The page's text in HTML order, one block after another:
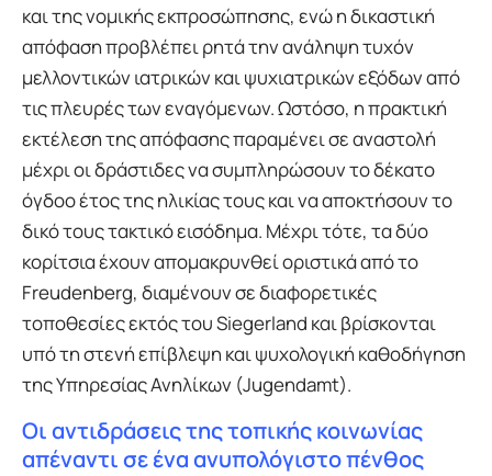
και της νομικής εκπροσώπησης, ενώ η δικαστική
απόφαση προβλέπει ρητά την ανάληψη τυχόν
μελλοντικών ιατρικών και ψυχιατρικών εξόδων από
τις πλευρές των εναγόμενων. Ωστόσο, η πρακτική
εκτέλεση της απόφασης παραμένει σε αναστολή
μέχρι οι δράστιδες να συμπληρώσουν το δέκατο
όγδοο έτος της ηλικίας τους και να αποκτήσουν το
δικό τους τακτικό εισόδημα. Μέχρι τότε, τα δύο
κορίτσια έχουν απομακρυνθεί οριστικά από το
Freudenberg, διαμένουν σε διαφορετικές
τοποθεσίες εκτός του Siegerland και βρίσκονται
υπό τη στενή επίβλεψη και ψυχολογική καθοδήγηση
της Υπηρεσίας Ανηλίκων (Jugendamt).
Οι αντιδράσεις της τοπικής κοινωνίας
απέναντι σε ένα ανυπολόγιστο πένθος